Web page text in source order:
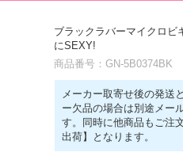
ブラックラバーマイクロビ
にSEXY!
商品番号：GN-5B0374BK
メーカー取寄せ後の発送
ー欠品の場合は別途メー
す。同時に他商品もご注
出荷】となります。